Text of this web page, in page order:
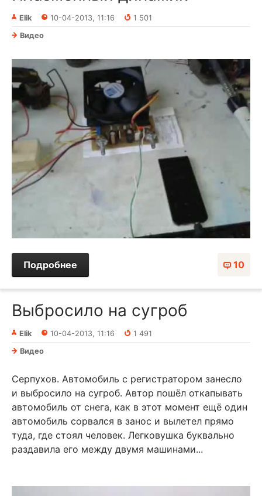
Elik 10-04-2013, 11:16
1 501
Видео
10
Подробнее
Выбросило на сугроб
Elik 10-04-2013, 11:16
1 491
Видео
Серпухов. Автомобиль с регистратором занесло
и выбросило на сугроб. Автор пошёл откапывать
автомобиль от снега, как в этот момент ещё один
автомобиль сорвался в занос и вылетел прямо
туда, где стоял человек. Легковушка буквально
раздавила его между двумя машинами...